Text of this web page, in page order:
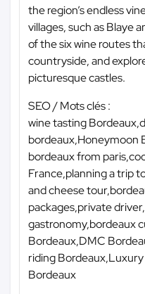
the region’s endless
villages, such as Blaye
of the six wine routes
countryside, and
picturesque castles.
SEO / Mots clés :
wine tasting
bordeaux,Honeymoon
bordeaux from
France,planning a trip
and cheese
packages,private
gastronomy,bordeaux
Bordeaux,DMC
riding
Bordeaux